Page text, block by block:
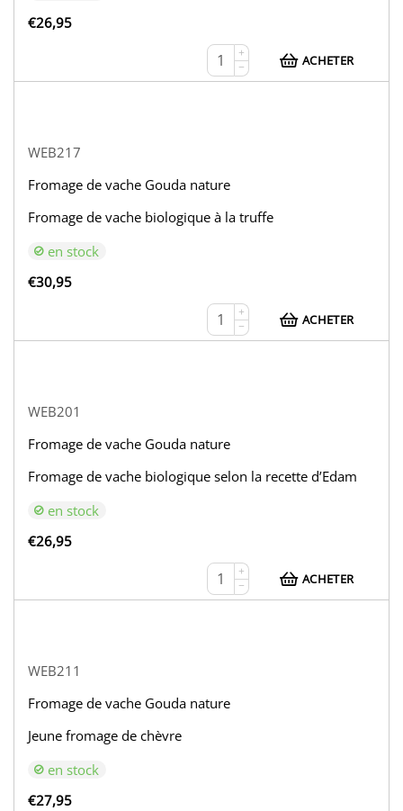
€26,95
+
−
ACHETER
WEB217
Fromage de vache Gouda nature
Fromage de vache biologique à la truffe
en stock
€30,95
+
−
ACHETER
WEB201
Fromage de vache Gouda nature
Fromage de vache biologique selon la recette d’Edam
en stock
€26,95
+
−
ACHETER
WEB211
Fromage de vache Gouda nature
Jeune fromage de chèvre
en stock
€27,95